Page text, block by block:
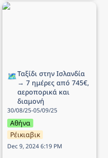
Ταξίδι στην Ισλανδία → 7
🗺️Ταξίδι στην Ισλανδία
→ 7 ημέρες από 745€,
αεροπορικά και
διαμονή
30/08/25-05/09/25
Αθήνα
Ρέικιαβικ
Dec 9, 2024 6:19 PM